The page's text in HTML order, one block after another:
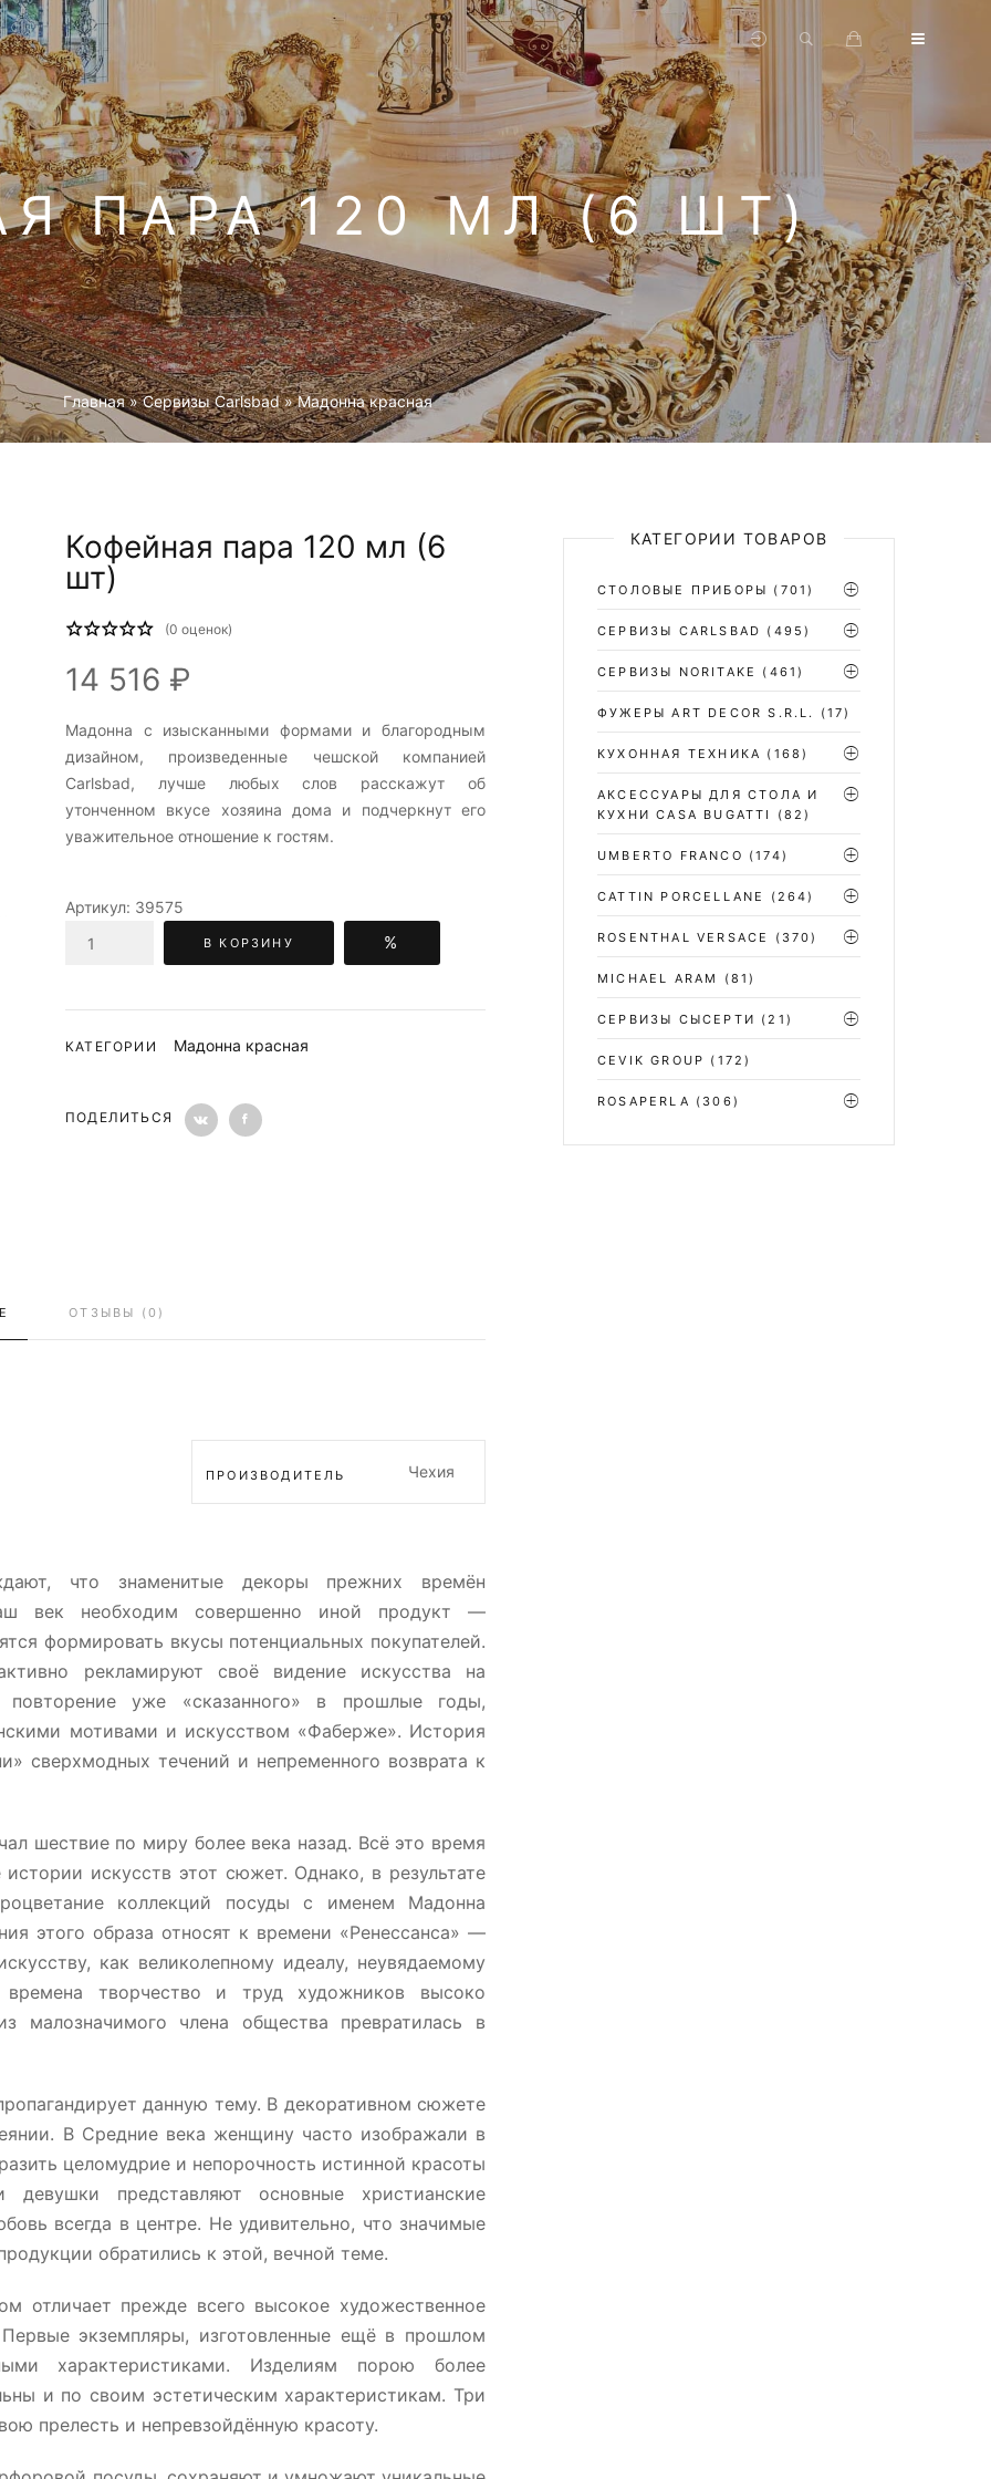
ПАРА 120 МЛ (6 ШТ)
Главная »Cервизы Carlsbad »Мадонна красная
Кофейная пара 120 мл (6
шт)
(0 оценок)
14 516 ₽
Мадонна c изысканными формами и благородным
дизайном, произведенные чешской компанией
Carlsbad, лучше любых слов расскажут об
утонченном вкусе хозяина дома и подчеркнут его
уважительное отношение к гостям.
Артикул: 39575
В КОРЗИНУ %
КАТЕГОРИИ Мадонна красная
ПОДЕЛИТЬСЯ
ОТЗЫВЫ (0)
ПРОИЗВОДИТЕЛЬ Чехия
что знаменитые декоры прежних времён
век необходим совершенно иной продукт —
формировать вкусы потенциальных покупателей.
рекламируют своё видение искусства на
уже «сказанного» в прошлые годы,
мотивами и искусством «Фаберже». История
сверхмодных течений и непременного возврата к
шествие по миру более века назад. Всё это время
искусств этот сюжет. Однако, в результате
коллекций посуды с именем Мадонна
этого образа относят к времени «Ренессанса» —
как великолепному идеалу, неувядаемому
творчество и труд художников высоко
малозначимого члена общества превратилась в
данную тему. В декоративном сюжете
В Средние века женщину часто изображали в
целомудрие и непорочность истинной красоты
девушки представляют основные христианские
всегда в центре. Не удивительно, что значимые
обратились к этой, вечной теме.
отличает прежде всего высокое художественное
экземпляры, изготовленные ещё в прошлом
характеристиками. Изделиям порою более
и по своим эстетическим характеристикам. Три
прелесть и непревзойдённую красоту.
КАТЕГОРИИ ТОВАРОВ
СТОЛОВЫЕ ПРИБОРЫ (701)
CЕРВИЗЫ CARLSBAD (495)
СЕРВИЗЫ NORITAKE (461)
ФУЖЕРЫ ART DECOR S.R.L. (17)
КУХОННАЯ ТЕХНИКА (168)
АКСЕССУАРЫ ДЛЯ СТОЛА И
КУХНИ CASA BUGATTI
(82)
UMBERTO FRANCO (174)
CATTIN PORCELLANE (264)
ROSENTHAL VERSACE (370)
MICHAEL ARAM (81)
СЕРВИЗЫ СЫСЕРТИ (21)
CEVIK GROUP (172)
ROSAPERLA (306)